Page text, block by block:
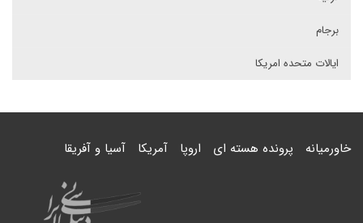
برجام
ایالات متحده امریکا
خاورمیانه پرونده هسته ای اروپا آمریکا آسیا و آفریقا